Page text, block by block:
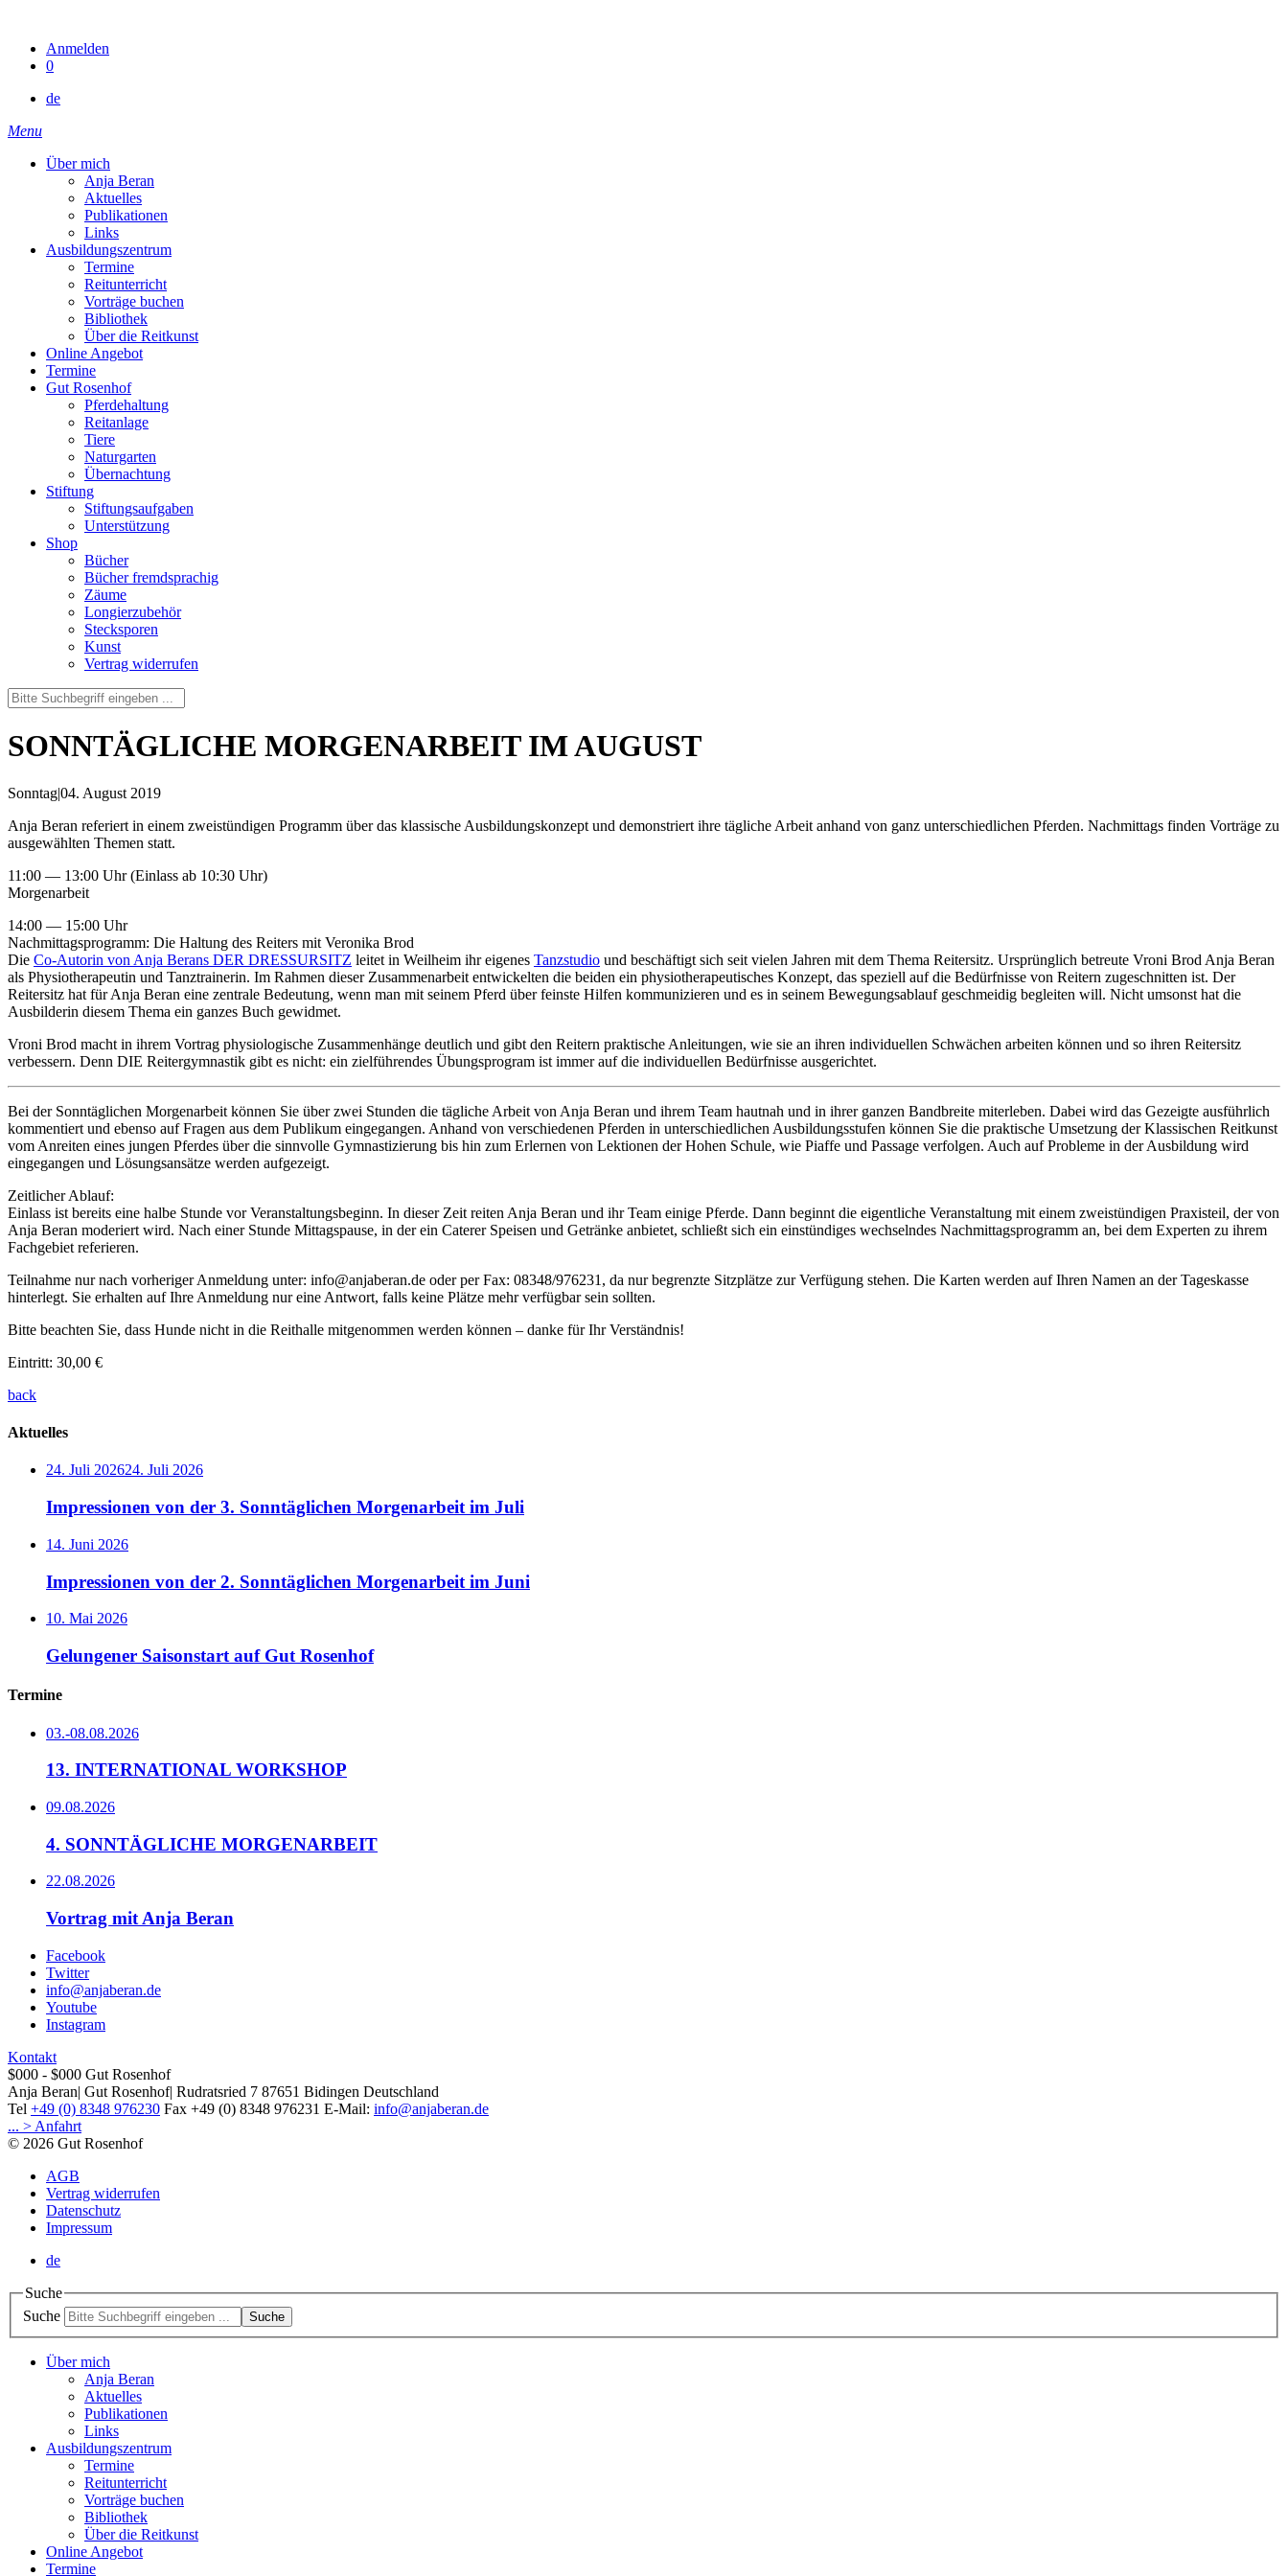
contentAnmelden
0
de
Menu
Über mich
Anja Beran
Aktuelles
Publikationen
Links
Ausbildungszentrum
Termine
Reitunterricht
Vorträge buchen
Bibliothek
Über die Reitkunst
Online Angebot
Termine
Gut Rosenhof
Pferdehaltung
Reitanlage
Tiere
Naturgarten
Übernachtung
Stiftung
Stiftungsaufgaben
Unterstützung
Shop
Bücher
Bücher fremdsprachig
Zäume
Longierzubehör
Stecksporen
Kunst
Vertrag widerrufen
SONNTÄGLICHE MORGENARBEIT IM AUGUST
Sonntag|04. August 2019
Anja Beran referiert in einem zweistündigen Programm über das klassische Ausbildungskonzept und demonstriert ihre tägliche Arbeit anhand von ganz unterschiedlichen Pferden. Nachmittags finden Vorträge zu
ausgewählten Themen statt.
11:00 — 13:00 Uhr (Einlass ab 10:30 Uhr)
Morgenarbeit
14:00 — 15:00 Uhr
Nachmittagsprogramm: Die Haltung des Reiters mit Veronika Brod
Die Co-Autorin von Anja Berans DER DRESSURSITZ leitet in Weilheim ihr eigenes Tanzstudio und beschäftigt sich seit vielen Jahren mit dem Thema Reitersitz. Ursprünglich betreute Vroni Brod Anja Beran
als Physiotherapeutin und Tanztrainerin. Im Rahmen dieser Zusammenarbeit entwickelten die beiden ein physiotherapeutisches Konzept, das speziell auf die Bedürfnisse von Reitern zugeschnitten ist. Der
Reitersitz hat für Anja Beran eine zentrale Bedeutung, wenn man mit seinem Pferd über feinste Hilfen kommunizieren und es in seinem Bewegungsablauf geschmeidig begleiten will. Nicht umsonst hat die
Ausbilderin diesem Thema ein ganzes Buch gewidmet.
Vroni Brod macht in ihrem Vortrag physiologische Zusammenhänge deutlich und gibt den Reitern praktische Anleitungen, wie sie an ihren individuellen Schwächen arbeiten können und so ihren Reitersitz
verbessern. Denn DIE Reitergymnastik gibt es nicht: ein zielführendes Übungsprogram ist immer auf die individuellen Bedürfnisse ausgerichtet.
Bei der Sonntäglichen Morgenarbeit können Sie über zwei Stunden die tägliche Arbeit von Anja Beran und ihrem Team hautnah und in ihrer ganzen Bandbreite miterleben. Dabei wird das Gezeigte ausführlich
kommentiert und ebenso auf Fragen aus dem Publikum eingegangen. Anhand von verschiedenen Pferden in unterschiedlichen Ausbildungsstufen können Sie die praktische Umsetzung der Klassischen Reitkunst
vom Anreiten eines jungen Pferdes über die sinnvolle Gymnastizierung bis hin zum Erlernen von Lektionen der Hohen Schule, wie Piaffe und Passage verfolgen. Auch auf Probleme in der Ausbildung wird
eingegangen und Lösungsansätze werden aufgezeigt.
Zeitlicher Ablauf:
Einlass ist bereits eine halbe Stunde vor Veranstaltungsbeginn. In dieser Zeit reiten Anja Beran und ihr Team einige Pferde. Dann beginnt die eigentliche Veranstaltung mit einem zweistündigen Praxisteil, der von
Anja Beran moderiert wird. Nach einer Stunde Mittagspause, in der ein Caterer Speisen und Getränke anbietet, schließt sich ein einstündiges wechselndes Nachmittagsprogramm an, bei dem Experten zu ihrem
Fachgebiet referieren.
Teilnahme nur nach vorheriger Anmeldung unter: info@anjaberan.de oder per Fax: 08348/976231, da nur begrenzte Sitzplätze zur Verfügung stehen. Die Karten werden auf Ihren Namen an der Tageskasse
hinterlegt. Sie erhalten auf Ihre Anmeldung nur eine Antwort, falls keine Plätze mehr verfügbar sein sollten.
Bitte beachten Sie, dass Hunde nicht in die Reithalle mitgenommen werden können – danke für Ihr Verständnis!
Eintritt: 30,00 €
back
Aktuelles
24. Juli 202624. Juli 2026
Impressionen von der 3. Sonntäglichen Morgenarbeit im Juli
14. Juni 2026
Impressionen von der 2. Sonntäglichen Morgenarbeit im Juni
10. Mai 2026
Gelungener Saisonstart auf Gut Rosenhof
Termine
03.-08.08.2026
13. INTERNATIONAL WORKSHOP
09.08.2026
4. SONNTÄGLICHE MORGENARBEIT
22.08.2026
Vortrag mit Anja Beran
Facebook
Twitter
info@anjaberan.de
Youtube
Instagram
Kontakt
$000 - $000 Gut Rosenhof
Anja Beran| Gut Rosenhof| Rudratsried 7 87651 Bidingen Deutschland
Tel +49 (0) 8348 976230 Fax +49 (0) 8348 976231 E-Mail: info@anjaberan.de
... > Anfahrt
© 2026 Gut Rosenhof
AGB
Vertrag widerrufen
Datenschutz
Impressum
de
Suche
Suche
Suche
Über mich
Anja Beran
Aktuelles
Publikationen
Links
Ausbildungszentrum
Termine
Reitunterricht
Vorträge buchen
Bibliothek
Über die Reitkunst
Online Angebot
Termine